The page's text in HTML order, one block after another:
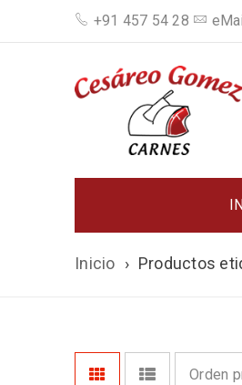
+91 457 54 28
Inicio › Productos
Orden